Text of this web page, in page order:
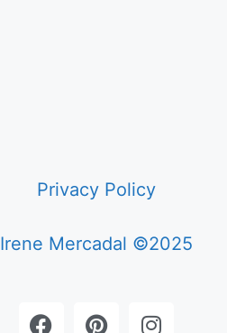
Privacy Policy
Irene Mercadal ©2025